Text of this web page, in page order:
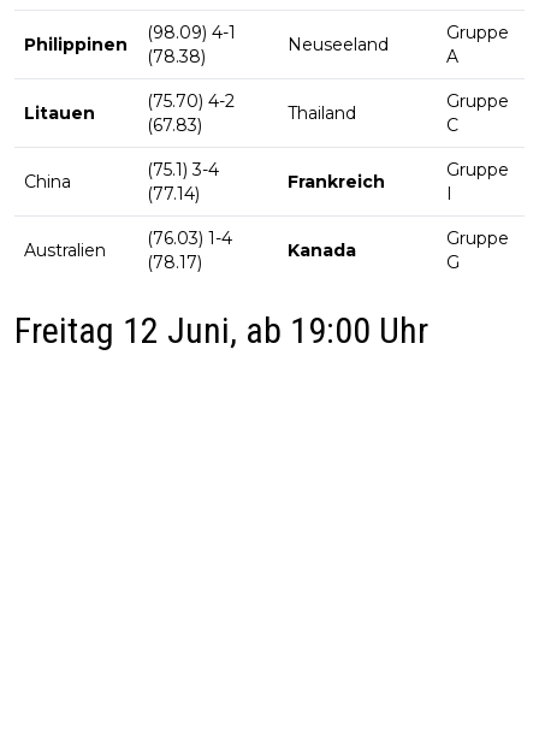
Philippinen
(98.09) 4-1
(78.38)
Neuseeland
Gruppe
A
Litauen
(75.70) 4-2
(67.83)
Thailand
Gruppe
C
China
(75.1) 3-4
(77.14)
Frankreich
Gruppe
I
Australien
(76.03) 1-4
(78.17)
Kanada
Gruppe
G
Freitag 12 Juni, ab 19:00 Uhr